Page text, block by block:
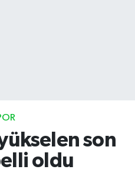
son
oldu